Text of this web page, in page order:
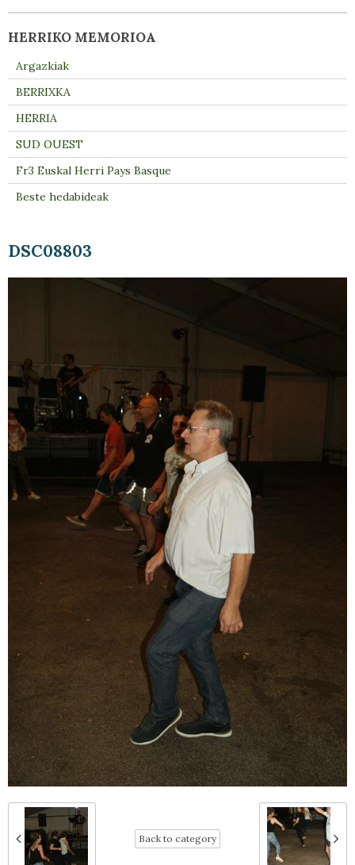
DSC08803
Back to category
HERRIKO MEMORIOA
Argazkiak
BERRIXKA
HERRIA
SUD OUEST
Fr3 Euskal Herri Pays Basque
Beste hedabideak